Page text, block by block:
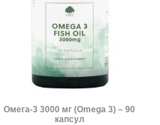
Омега-3 3000 мг (Omega 3) – 90
капсул